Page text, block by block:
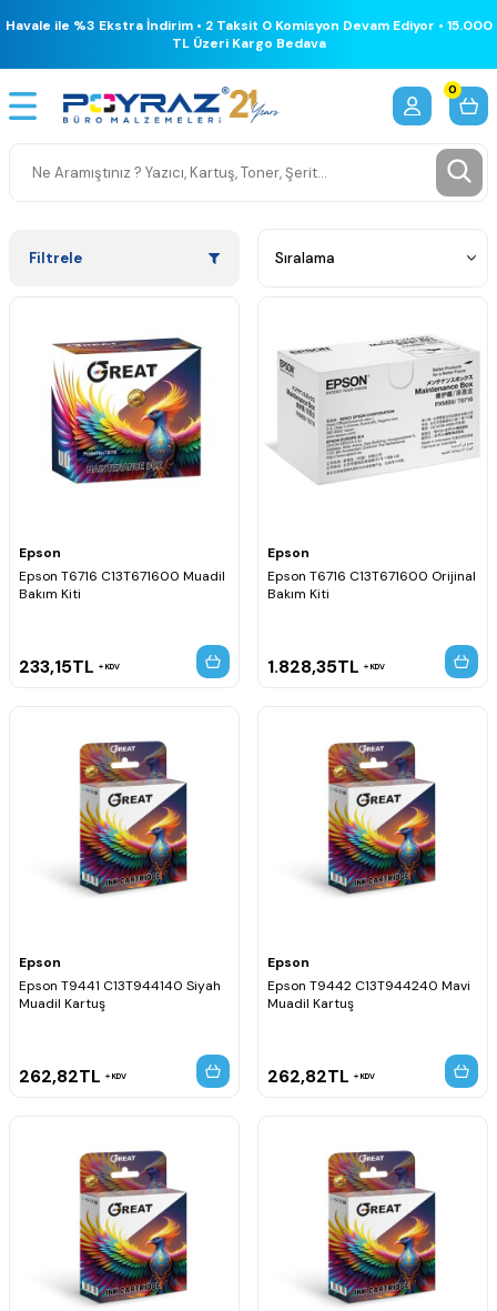
Havale ile %3 Ekstra İndirim • 2 Taksit 0 Komisyon Devam Ediyor • 15.000
TL Üzeri Kargo Bedava
0
Filtrele
Epson
Epson T6716 C13T671600 Muadil
Bakım Kiti
233,15TL KDV
Epson
Epson T6716 C13T671600 Orijinal
Bakım Kiti
1.828,35TL KDV
Epson
Epson T9441 C13T944140 Siyah
Muadil Kartuş
262,82TL KDV
Epson
Epson T9442 C13T944240 Mavi
Muadil Kartuş
262,82TL KDV